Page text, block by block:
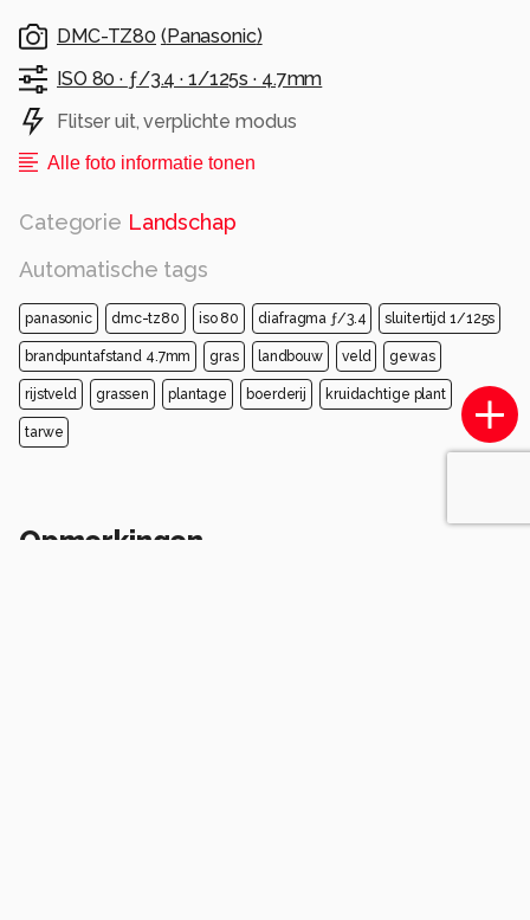
DMC-TZ80 (Panasonic)
ISO 80 · ƒ/3.4 · 1/125s · 4.7mm
Flitser uit, verplichte modus
Alle foto informatie tonen
Categorie Landschap
Automatische tags
panasonic dmc-tz80 iso 80 diafragma ƒ/3.4 sluitertijd 1/125s
brandpuntafstand 4.7mm gras landbouw veld gewas
rijstveld grassen plantage boerderij kruidachtige plant
tarwe
Opmerkingen